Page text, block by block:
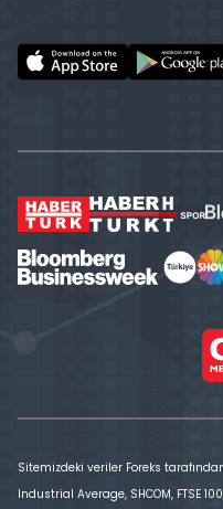
Sitemizdeki veriler Foreks
Industrial Average, SHCOM, FTSE